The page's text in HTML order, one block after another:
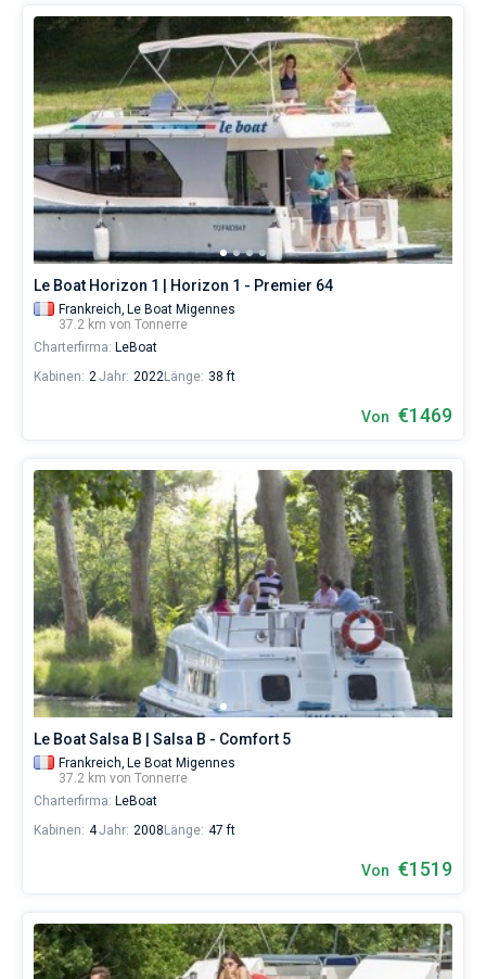
Le Boat Horizon 1 | Horizon 1 - Premier 64
Frankreich, Le Boat Migennes
37.2 km von Tonnerre
Charterfirma: LeBoat
Kabinen: 2Jahr: 2022Länge: 38 ft
Von €1469
Le Boat Salsa B | Salsa B - Comfort 5
Frankreich, Le Boat Migennes
37.2 km von Tonnerre
Charterfirma: LeBoat
Kabinen: 4Jahr: 2008 Länge: 47 ft
Von €1519